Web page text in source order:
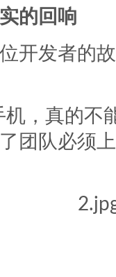
的回响
开发者的
机，真的不
团队必须